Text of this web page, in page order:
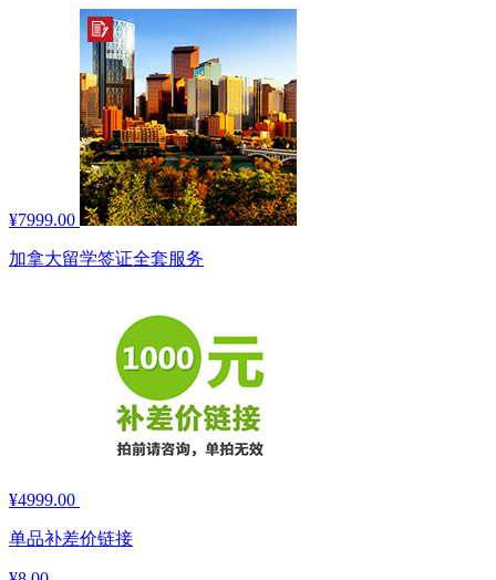
¥7999.00
加拿大留学签证全套服务
¥4999.00
单品补差价链接